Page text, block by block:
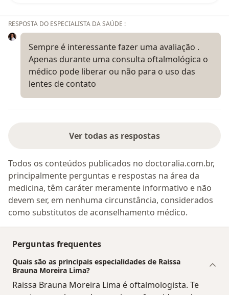
RESPOSTA DO ESPECIALISTA DA SAÚDE :
Sempre é interessante fazer uma avaliação .
Apenas durante uma consulta oftalmológica o
médico pode liberar ou não para o uso das
lentes de contato
Ver todas as respostas
Todos os conteúdos publicados no doctoralia.com.br,
principalmente perguntas e respostas na área da
medicina, têm caráter meramente informativo e não
devem ser, em nenhuma circunstância, considerados
como substitutos de aconselhamento médico.
Perguntas frequentes
Quais são as principais especialidades de Raissa
Brauna Moreira Lima?
Raissa Brauna Moreira Lima é oftalmologista. Te